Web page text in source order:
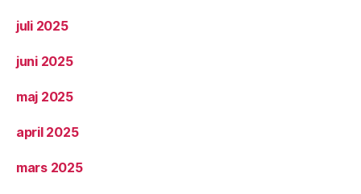
juli 2025
juni 2025
maj 2025
april 2025
mars 2025